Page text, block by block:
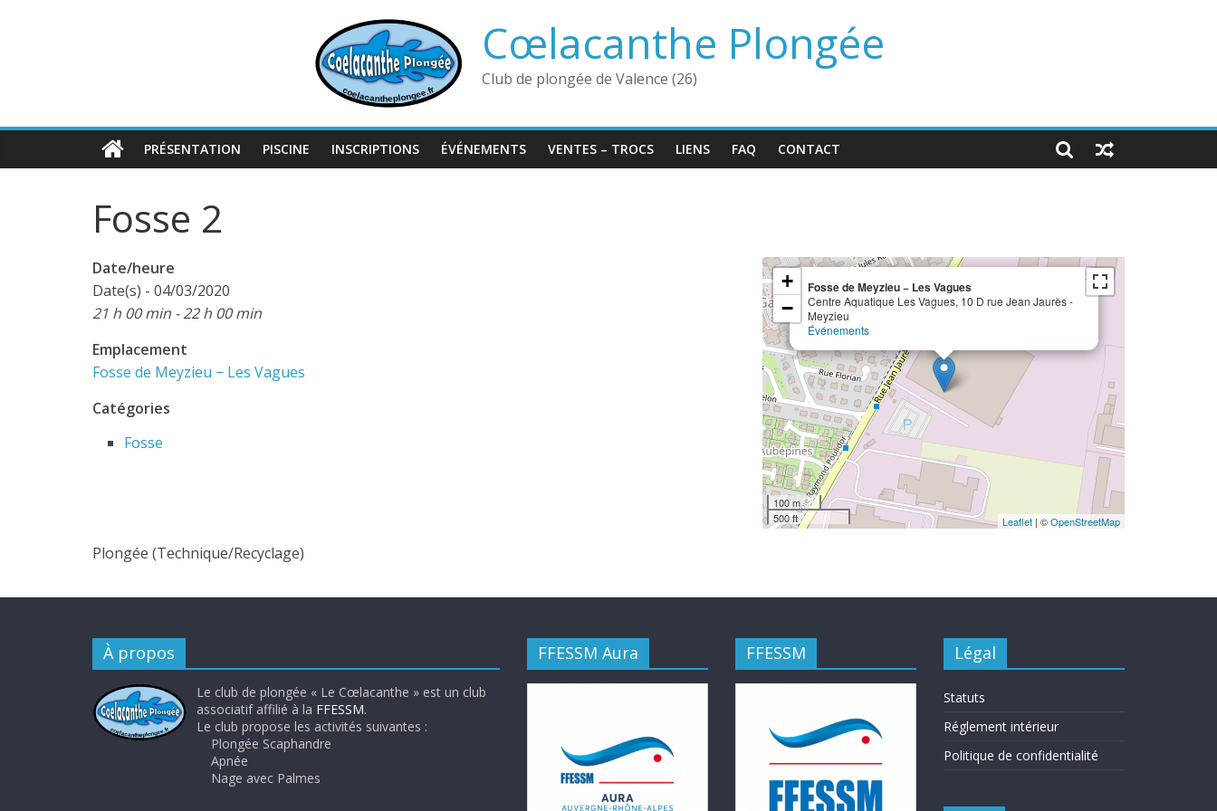
Cœlacanthe Plongée
Club de plongée de Valence (26)
PRÉSENTATION PISCINE INSCRIPTIONS ÉVÉNEMENTS VENTES – TROCS LIENS FAQ CONTACT
Fosse 2
Fosse de Meyzieu − Les Vagues
Centre Aquatique Les Vagues, 10 D rue Jean Jaurès -
Meyzieu
Événements
×
+
−
100 m
500 ft
Leaflet | ©OpenStreetMap
Date/heure
Date(s) - 04/03/2020
21 h 00 min - 22 h 00 min
Emplacement
Fosse de Meyzieu − Les Vagues
Catégories
Fosse
Plongée (Technique/Recyclage)
À propos
Le club de plongée « Le Cœlacanthe » est un club
associatif affilié à la FFESSM.
Le club propose les activités suivantes :
Plongée Scaphandre
Apnée
Nage avec Palmes
FFESSM Aura FFESSM Légal
Statuts
Réglement intérieur
Politique de confidentialité